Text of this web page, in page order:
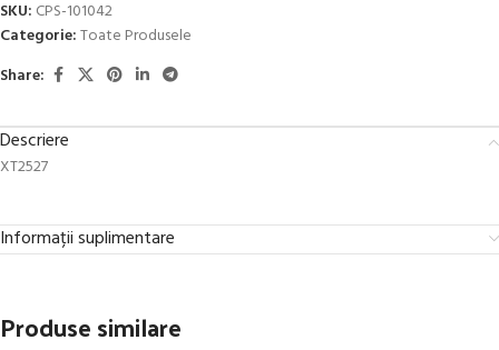
SKU: CPS-101042
Categorie:Toate Produsele
Share:
Descriere
XT2527
Informații suplimentare
Produse similare